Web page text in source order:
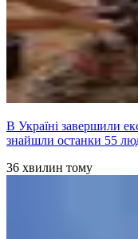
В Україні завершили
знайшли останки 55
36 хвилин тому